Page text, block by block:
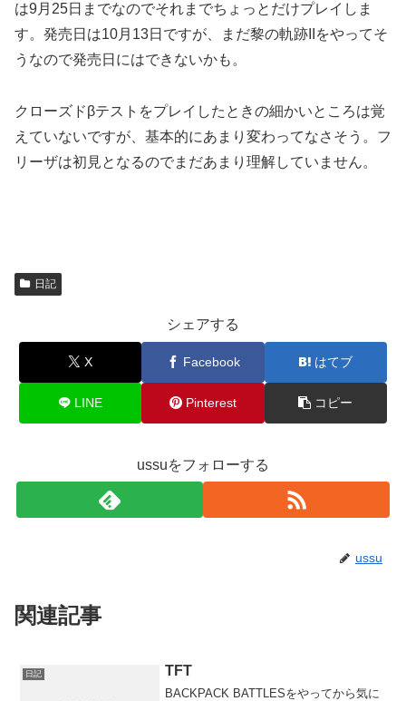
は9月25日までなのでそれまでちょっとだけプレイしま
す。発売日は10月13日ですが、まだ黎の軌跡IIをやってそ
うなので発売日にはできないかも。
クローズドβテストをプレイしたときの細かいところは覚
えていないですが、基本的にあまり変わってなさそう。フ
リーザは初見となるのでまだあまり理解していません。
日記
シェアする
X Facebook はてブ
LINE Pinterest コピー
ussuをフォローする
ussu
関連記事
日記 TFT
BACKPACK BATTLESをやってから気に